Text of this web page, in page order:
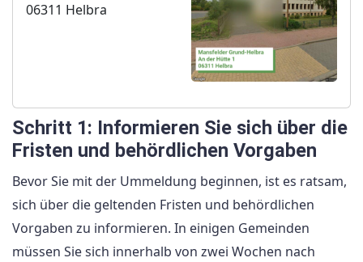
06311 Helbra
Schritt 1: Informieren Sie sich über die
Fristen und behördlichen Vorgaben
Bevor Sie mit der Ummeldung beginnen, ist es ratsam,
sich über die geltenden Fristen und behördlichen
Vorgaben zu informieren. In einigen Gemeinden
müssen Sie sich innerhalb von zwei Wochen nach